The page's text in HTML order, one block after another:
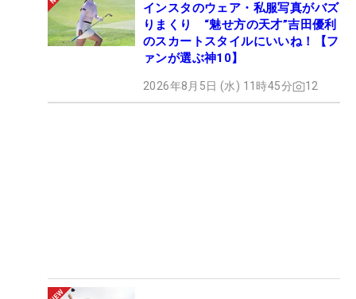
インスタのウェア・私服写真がバズ
りまくり “魅せ方の天才”吉田優利
のスカートスタイルにいいね！【フ
ァンが選ぶ神10】
2026年8月5日 (水) 11時45分 12